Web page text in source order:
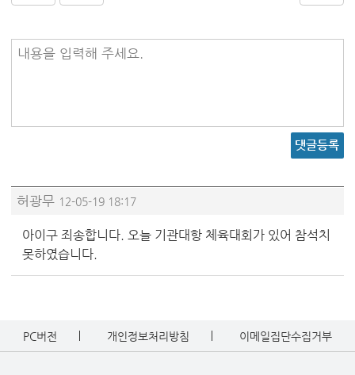
내용을 입력해 주세요.
댓글등록
허광무 12-05-19 18:17
아이구 죄송합니다. 오늘 기관대항 체육대회가 있어 참석치
못하였습니다.
PC버전 개인정보처리방침 이메일집단수집거부